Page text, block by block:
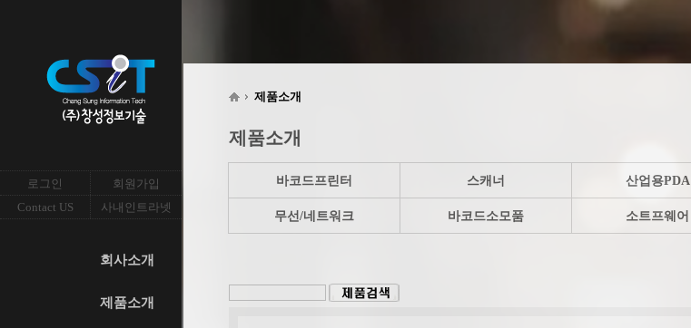
로그인
회원가입
Contact US
사내인트라넷
회사소개
제품소개
제품소개
제품소개
바코드프린터 스캐너 산업용PDA
무선/네트워크 바코드소모품 소트프웨어